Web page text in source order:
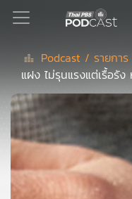
Podcast
เพล
ย์
ลิ
สต์
แนะนำ
Podcast / รายกา
แฝง ไม่รุนแรงแต่เรื้อรั